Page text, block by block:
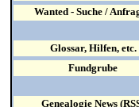
Wanted - Suche /
Glossar, Hilfen, etc.
Fundgrube
Genealogie News